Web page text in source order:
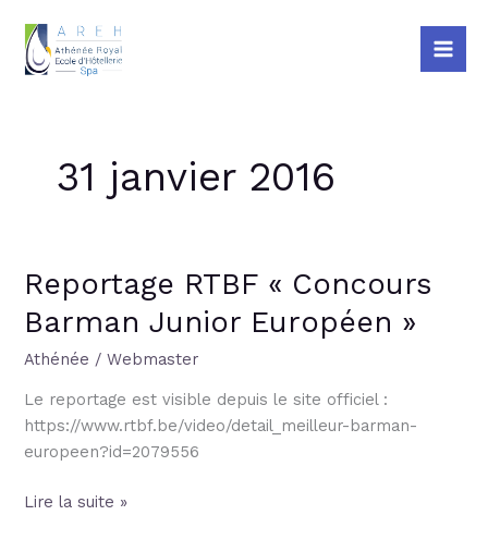
contenu
31 janvier 2016
Reportage RTBF « Concours
Barman Junior Européen »
Athénée /Webmaster
Le reportage est visible depuis le site officiel :
https://www.rtbf.be/video/detail_meilleur-barman-
europeen?id=2079556
Reportage
RTBF
« Concours
Barman
Européen »
Lire la suite »